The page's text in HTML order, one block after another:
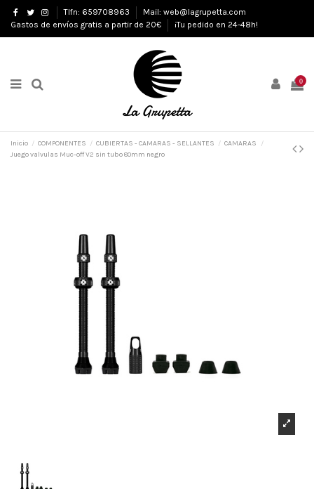
Tlfn: 659708963
Mail: web@lagrupetta.com
Gastos de envíos gratis a partir de 20€
¡Tu pedido en 24-48h!
0
Inicio COMPONENTES CUBIERTAS - CAMARAS - SELLANTES
CAMARAS
Juego valvulas Muc-off V2 sin tubo 80mm negro